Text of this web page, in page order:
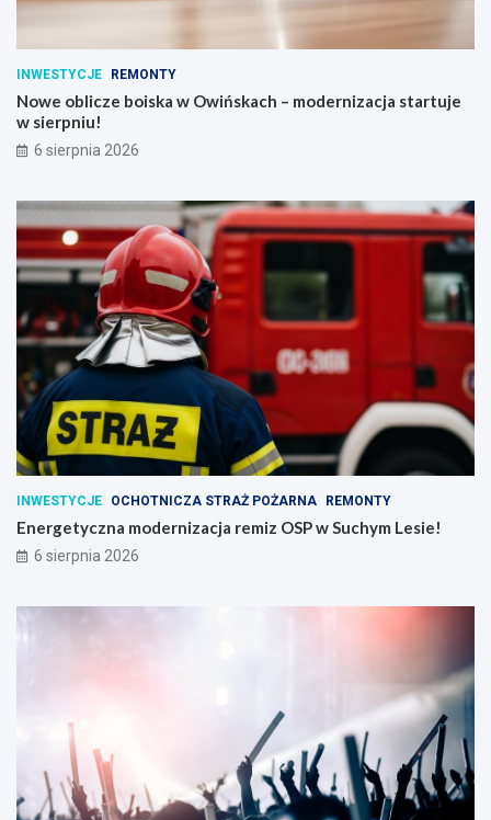
INWESTYCJE REMONTY
Nowe oblicze boiska w Owińskach – modernizacja startuje
w sierpniu!
6 sierpnia 2026
INWESTYCJE OCHOTNICZA STRAŻ POŻARNA REMONTY
Energetyczna modernizacja remiz OSP w Suchym Lesie!
6 sierpnia 2026